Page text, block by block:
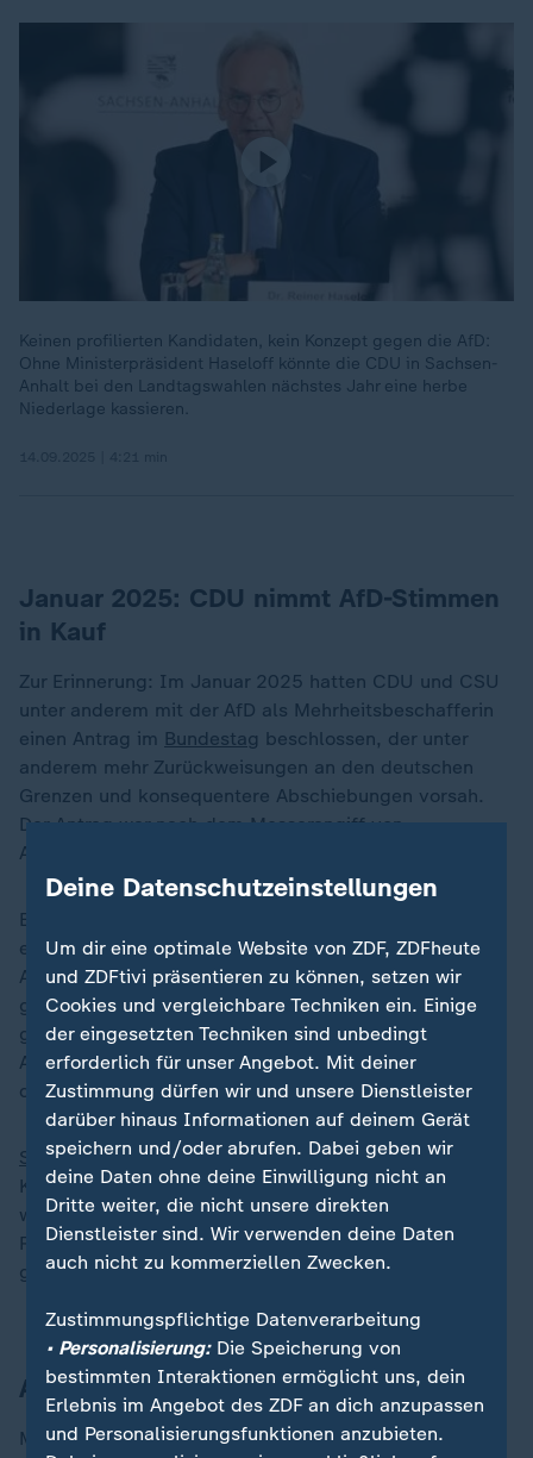
Keinen profilierten Kandidaten, kein Konzept gegen die AfD:
Ohne Ministerpräsident Haseloff könnte die CDU in Sachsen-
Anhalt bei den Landtagswahlen nächstes Jahr eine herbe
Niederlage kassieren.
Januar 2025: CDU nimmt AfD-Stimmen
in Kauf
Zur Erinnerung: Im Januar 2025 hatten CDU und CSU
unter anderem mit der AfD als Mehrheitsbeschafferin
einen Antrag im Bundestag beschlossen, der unter
anderem mehr Zurückweisungen an den deutschen
Grenzen und konsequentere Abschiebungen vorsah.
Der Antrag war nach dem Messerangiff von
Aschaffenburg im Januar eingebracht worden.
Ein inzwischen als schuldunfähg in die Psychiatrie
eingewiesener afghanischer, ausreisepflichtiger
Asylbewerber hatte dabei unter anderem ein Kleinkind
getötet. Bereits Merz’ Ankündigung, notfalls
gemeinsam mit der AfD zu stimmen, hatte für großen
Aufruhr gesorgt und Zweifel an seinem Festhalten an
der Brandmauer zu AfD aufkommen lassen.
SPD,Grüne , Linke, aber auch beispielsweise die
Kirchen übten scharfe Kritik. Von einem "Dammbruch"
war die Rede. Der damalige SPD-Fraktionsvorsitzende
Rolf Mützenich sprach vom "Tor zur Hölle", das Merz
geöffnet habe.
AfD fühlte sich geadelt
Merz sagte nach der Abstimmung, er suche weiterhin
Deine Datenschutzeinstellungen
Um dir eine optimale Website von ZDF, ZDFheute
und ZDFtivi präsentieren zu können, setzen wir
Cookies und vergleichbare Techniken ein. Einige
der eingesetzten Techniken sind unbedingt
erforderlich für unser Angebot. Mit deiner
Zustimmung dürfen wir und unsere Dienstleister
darüber hinaus Informationen auf deinem Gerät
speichern und/oder abrufen. Dabei geben wir
deine Daten ohne deine Einwilligung nicht an
Dritte weiter, die nicht unsere direkten
Dienstleister sind. Wir verwenden deine Daten
auch nicht zu kommerziellen Zwecken.
Zustimmungspflichtige Datenverarbeitung
• Personalisierung:Die Speicherung von
bestimmten Interaktionen ermöglicht uns, dein
Erlebnis im Angebot des ZDF an dich anzupassen
und Personalisierungsfunktionen anzubieten.